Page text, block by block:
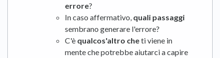
errore?
In caso affermativo, quali passaggi
sembrano generare l'errore?
C'è qualcos'altro cheti viene in
mente che potrebbe aiutarci a capire